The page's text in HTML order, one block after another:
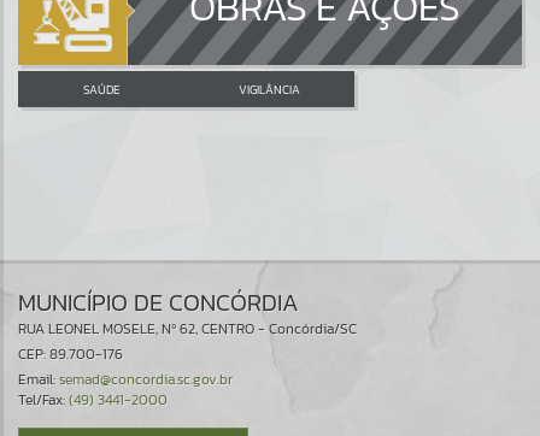
SAÚDE VIGILÂNCIA
MUNICÍPIO DE CONCÓRDIA
RUA LEONEL MOSELE, Nº 62, CENTRO - Concórdia/SC
CEP: 89.700-176
Email:semad@concordia.sc.gov.br
Tel/Fax:(49) 3441-2000